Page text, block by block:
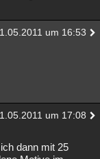
um 16:53
um 17:08
dann mit 25